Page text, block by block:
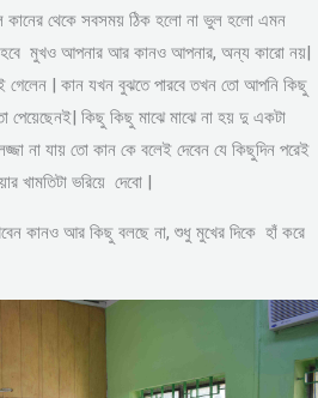
কানের থেকে সবসময় ঠিক হলো না ভুল হলো এমন
হবে মুখও আপনার আর কানও আপনার, অন্য কারো নয়|
গেলেন | কান যখন বুঝতে পারবে তখন তো আপনি কিছু
পেয়েছেনই| কিছু কিছু মাঝে মাঝে না হয় দু একটা
না যায় তো কান কে বলেই দেবেন যে কিছুদিন পরেই
খামতিটা ভরিয়ে দেবো |
কানও আর কিছু বলছে না, শুধু মুখের দিকে হাঁ করে